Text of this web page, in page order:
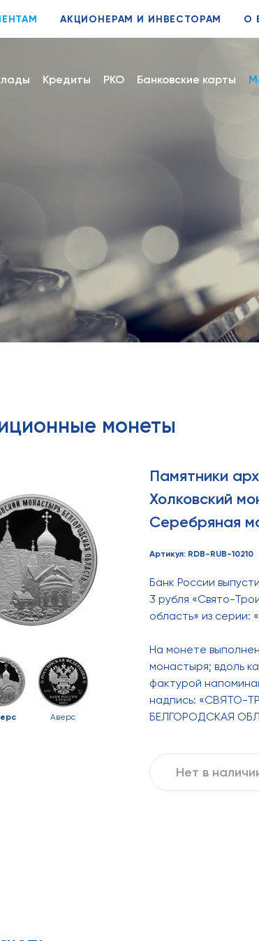
АКЦИОНЕРАМ И ИНВЕСТОРАМ О
Кредиты РКО Банковские карты
монеты
Аверс
Памятники
Холковский
Серебряная
Артикул: RDB-RUB-10210
Банк России
3 рубля «Свято-
область» из серии:
На монете
монастыря; вдоль
фактурой
надпись: «СВЯТО-
БЕЛГОРОДСКАЯ
Нет в